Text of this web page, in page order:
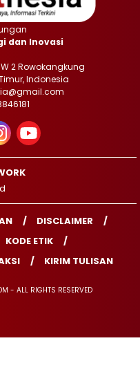
dan Inovasi
2 Rowokangkung
Indonesia
DISCLAIMER
KODE ETIK
KIRIM TULISAN
- ALL RIGHTS RESERVED